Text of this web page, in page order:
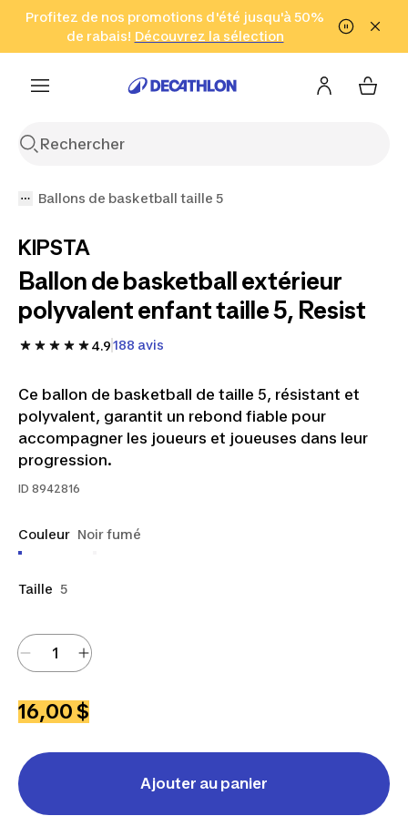
Aller à la recherche Aller au contenu Aller au pied de
Profitez de nos promotions d'été jusqu'à 50%
de rabais! Découvrez la sélection
Cliquez ici
en seulement 2 h!
(Zones sélectionnées)
Ballons de basketball taille 5
KIPSTA
Ballon de basketball extérieur
polyvalent enfant taille 5, Resist
4.9188 avis
Ce ballon de basketball de taille 5, résistant et
polyvalent, garantit un rebond fiable pour
accompagner les joueurs et joueuses dans leur
progression.
ID 8942816
Couleur Noir fumé
Taille 5
16,00 $
Ajouter au panier